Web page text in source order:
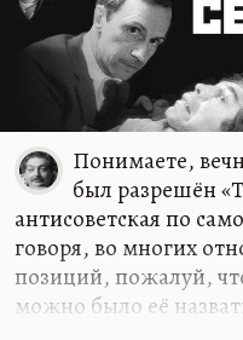
проекте.
Трудно сказать, в
ГУЛАГ» фатален и
Понимаете,
был разрешён
антисоветская по
говоря, во многих
позиций, пожалуй,
можно было её